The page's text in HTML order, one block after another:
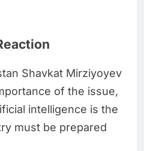
Shavkat Mirziyoyev
of the issue,
intelligence is the
must be prepared